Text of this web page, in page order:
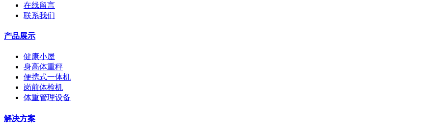
在线留言
联系我们
产品展示
健康小屋
身高体重秤
便携式一体机
岗前体检机
体重管理设备
解决方案